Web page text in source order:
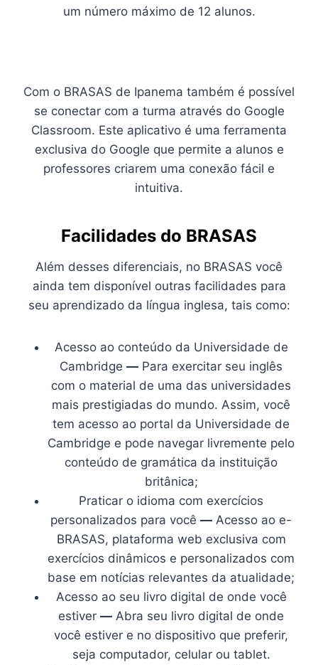
um número máximo de 12 alunos.
Com o BRASAS de Ipanema também é possível
se conectar com a turma através do Google
Classroom. Este aplicativo é uma ferramenta
exclusiva do Google que permite a alunos e
professores criarem uma conexão fácil e
intuitiva.
Facilidades do BRASAS
Além desses diferenciais, no BRASAS você
ainda tem disponível outras facilidades para
seu aprendizado da língua inglesa, tais como:
Acesso ao conteúdo da Universidade de
Cambridge — Para exercitar seu inglês
com o material de uma das universidades
mais prestigiadas do mundo. Assim, você
tem acesso ao portal da Universidade de
Cambridge e pode navegar livremente pelo
conteúdo de gramática da instituição
britânica;
Praticar o idioma com exercícios
personalizados para você — Acesso ao e-
BRASAS, plataforma web exclusiva com
exercícios dinâmicos e personalizados com
base em notícias relevantes da atualidade;
Acesso ao seu livro digital de onde você
estiver — Abra seu livro digital de onde
você estiver e no dispositivo que preferir,
seja computador, celular ou tablet.